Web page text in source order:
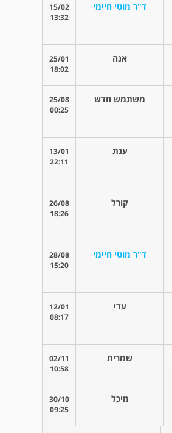
ד"ר מוטי חיימי
15/02
13:32
אנה
25/01
18:02
משתמש חדש
25/08
00:25
ענת
13/01
22:11
קורל
26/08
18:26
ד"ר מוטי חיימי
28/08
15:20
עדי
12/01
08:17
שמרית
02/11
10:58
מיכל
30/10
09:25